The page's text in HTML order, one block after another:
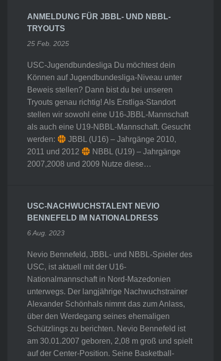
ANMELDUNG FÜR JBBL- UND NBBL-
TRYOUTS
25 Feb. 2025
USC-Jugendbundesliga Du möchtest dein
Können auf Jugendbundesliga-Niveau unter
Beweis stellen? Dann bist du bei unseren
Tryouts genau richtig! Als Erstliga-Standort
stellen wir sowohl eine U16-JBBL-Mannschaft
als auch eine U19-NBBL-Mannschaft. Gesucht
werden:
JBBL (U16) – Jahrgänge 2010,
2011 und 2012
NBBL (U19) – Jahrgänge
2007,2008 und 2009 Nutze diese…
USC-NACHWUCHSTALENT NEVIO
BENNEFELD IM NATIONALDRESS
6 Aug. 2023
Nevio Bennefeld, JBBL- und NBBL-Spieler des
USC, ist aktuell mit der U16-
Nationalmannschaft in Nord-Mazedonien
unterwegs. Der langjährige Nachwuchstrainer
Alexander Schönhals nimmt das zum Anlass,
über den Werdegang seines ehemaligen
Schützlings zu berichten. Nevio Bennefeld ist
am 30.01.2007 geboren, 2,08 m groß und spielt
auf der Center-Position. Seine Basketball-